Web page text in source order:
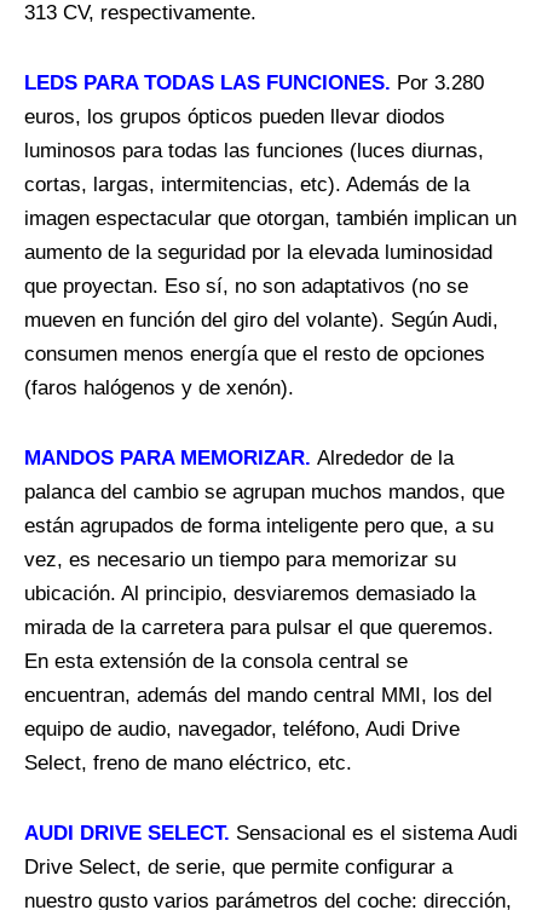
313 CV, respectivamente.
LEDS PARA TODAS LAS FUNCIONES. Por 3.280
euros, los grupos ópticos pueden llevar diodos
luminosos para todas las funciones (luces diurnas,
cortas, largas, intermitencias, etc). Además de la
imagen espectacular que otorgan, también implican un
aumento de la seguridad por la elevada luminosidad
que proyectan. Eso sí, no son adaptativos (no se
mueven en función del giro del volante). Según Audi,
consumen menos energía que el resto de opciones
(faros halógenos y de xenón).
MANDOS PARA MEMORIZAR. Alrededor de la
palanca del cambio se agrupan muchos mandos, que
están agrupados de forma inteligente pero que, a su
vez, es necesario un tiempo para memorizar su
ubicación. Al principio, desviaremos demasiado la
mirada de la carretera para pulsar el que queremos.
En esta extensión de la consola central se
encuentran, además del mando central MMI, los del
equipo de audio, navegador, teléfono, Audi Drive
Select, freno de mano eléctrico, etc.
AUDI DRIVE SELECT. Sensacional es el sistema Audi
Drive Select, de serie, que permite configurar a
nuestro gusto varios parámetros del coche: dirección,